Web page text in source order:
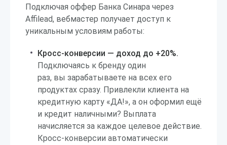
Подключая оффер Банка Синара через
Affilead, вебмастер получает доступ к
уникальным условиям работы:
Кросс-конверсии — доход до +20%.
Подключаясь к бренду один
раз, вы зарабатываете на всех его
продуктах сразу. Привлекли клиента на
кредитную карту «ДА!», а он оформил ещё
и кредит наличными? Выплата
начисляется за каждое целевое действие.
Кросс-конверсии автоматически